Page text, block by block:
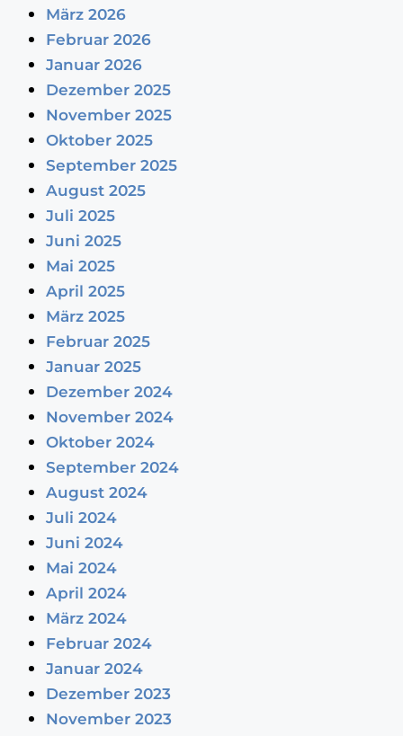
März 2026
Februar 2026
Januar 2026
Dezember 2025
November 2025
Oktober 2025
September 2025
August 2025
Juli 2025
Juni 2025
Mai 2025
April 2025
März 2025
Februar 2025
Januar 2025
Dezember 2024
November 2024
Oktober 2024
September 2024
August 2024
Juli 2024
Juni 2024
Mai 2024
April 2024
März 2024
Februar 2024
Januar 2024
Dezember 2023
November 2023